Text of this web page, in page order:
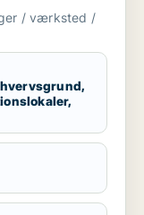
til salg i
/ værksted /